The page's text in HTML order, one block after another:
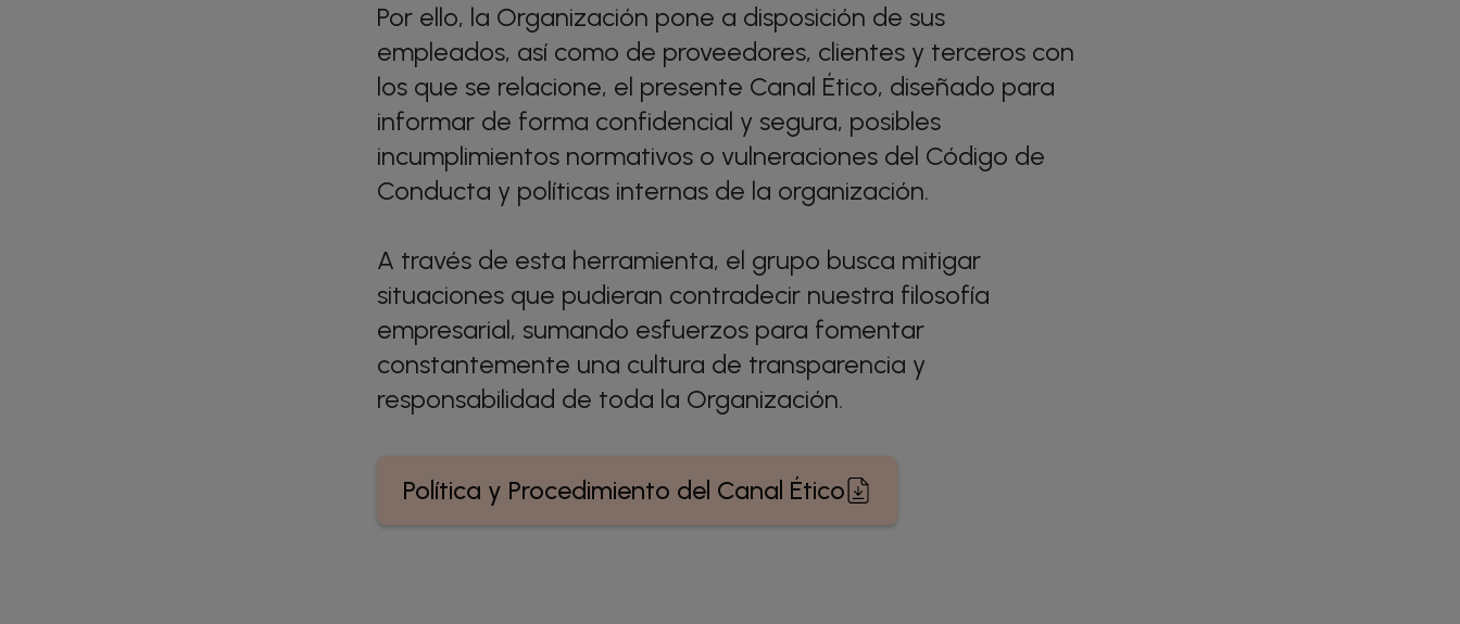
Por ello, la Organización pone a disposición de sus
empleados, así como de proveedores, clientes y terceros con
los que se relacione, el presente Canal Ético, diseñado para
informar de forma confidencial y segura, posibles
incumplimientos normativos o vulneraciones del Código de
Conducta y políticas internas de la organización.
A través de esta herramienta, el grupo busca mitigar
situaciones que pudieran contradecir nuestra filosofía
empresarial, sumando esfuerzos para fomentar
constantemente una cultura de transparencia y
responsabilidad de toda la Organización.
Política y Procedimiento del Canal Ético